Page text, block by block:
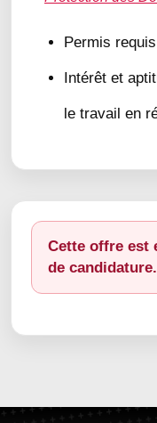
Permis
Intérêt et
le travail en
Cette offre est
de candidature.